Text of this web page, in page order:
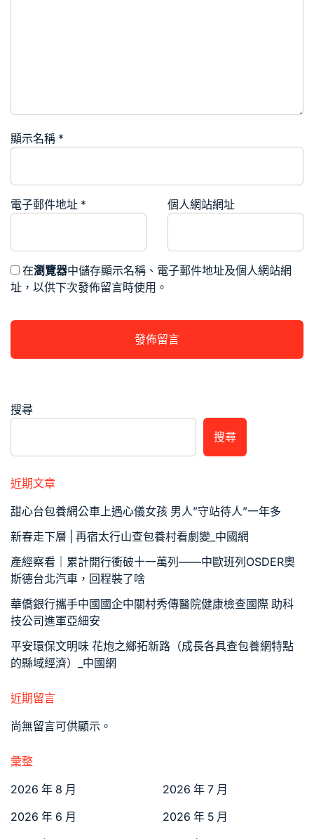
顯示名稱 *
電子郵件地址 * 個人網站網址
在瀏覽器中儲存顯示名稱、電子郵件地址及個人網站網
址，以供下次發佈留言時使用。
搜尋
搜尋
近期文章
甜心台包養網公車上遇心儀女孩 男人”守站待人”一年多
新春走下層 | 再宿太行山查包養村看劇變_中國網
產經察看｜累計開行衝破十一萬列——中歐班列OSDER奧
斯德台北汽車，回程裝了啥
華僑銀行攜手中國國企中關村秀傳醫院健康檢查國際 助科
技公司進軍亞細安
平安環保文明味 花炮之鄉拓新路（成長各具查包養網特點
的縣域經濟）_中國網
近期留言
尚無留言可供顯示。
彙整
2026 年 8 月
2026 年 7 月
2026 年 6 月
2026 年 5 月